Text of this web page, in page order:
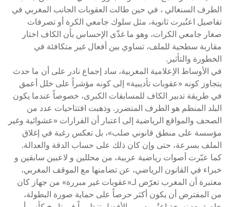
الطرف السنغالي ، في حين طالت العقوبات الجانب المغربي في
تفاصيل اعتُبرت ثانوية، مثل سلوك جامعي الكرة أو تصرفات
صغار جامعي الكرات، وهو ما غذّى الإحساس بأن الكاف اختار
مقاربة سطحية للملف، تساوي بين أفعال غير متكافئة في
الخطورة والتأثير.
في الأوساط الإعلامية المغربية، ساد إجماع نادر على أن ما حدث
يتجاوز كونه «عقوبات تأديبية» إلى كونه مؤشراً على خلل أعمق
في طريقة تدبير الكاف للمسابقات الكبرى، خصوصاً عندما يكون
البلد المنظم هو الطرف المتضرر. وذهبت افتتاحيات عدد من
الصحف والمواقع الرياضية إلى اعتبار أن القرارات «عشوائية وغير
مؤسسة على منطق قانوني صلب»، بل تعكس رغبة في إغلاق
الملف بسرعة، حتى وإن كان ذلك على حساب الدقة والعدالة.
كما عبّرت أصوات رياضية عربية، من محللين و لاعبين سابقين و
خبراء في القانون الرياضي، عن تضامنها مع الموقف المغربي،
معتبرة أن المغرب تعرّض لـ«عقوبات غير مبررة» من جهاز كان
من المفترض أن يكون أكثر حرصاً على حماية صورة البطولة،